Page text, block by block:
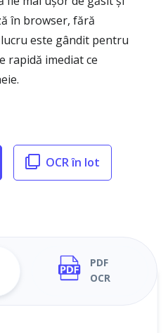
în browser, fără
este gândit pentru
rapidă imediat ce
OCR în lot
PDF
OCR